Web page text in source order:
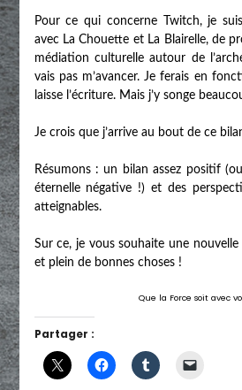
Pour ce qui concerne Twitch, je
avec La Chouette et La Blairelle, de
médiation culturelle autour de
vais pas m’avancer. Je ferais en
laisse l’écriture. Mais j’y songe
Je crois que j’arrive au bout de ce
Résumons : un bilan assez positif
éternelle négative !) et des
atteignables.
Sur ce, je vous souhaite une
et plein de bonnes choses !
Que la Force soit avec
Partager :